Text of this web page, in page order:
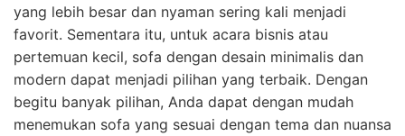
yang lebih besar dan nyaman sering kali menjadi
favorit. Sementara itu, untuk acara bisnis atau
pertemuan kecil, sofa dengan desain minimalis dan
modern dapat menjadi pilihan yang terbaik. Dengan
begitu banyak pilihan, Anda dapat dengan mudah
menemukan sofa yang sesuai dengan tema dan nuansa